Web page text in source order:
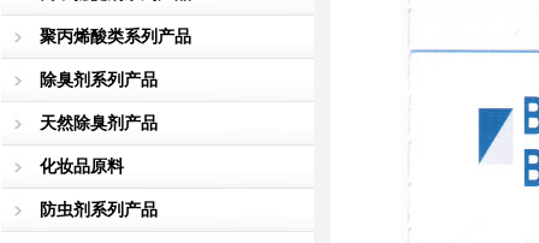
聚丙烯酸类系列产品
除臭剂系列产品
天然除臭剂产品
化妆品原料
防虫剂系列产品